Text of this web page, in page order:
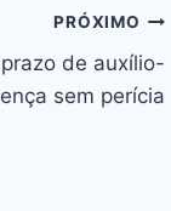
PRÓXIMO
de auxílio-
sem perícia